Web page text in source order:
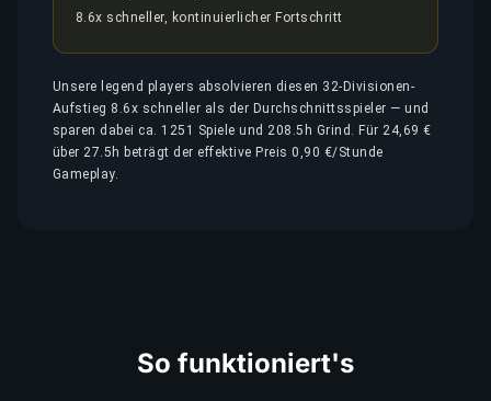
8.6x schneller, kontinuierlicher Fortschritt
Unsere legend players absolvieren diesen 32-Divisionen-
Aufstieg 8.6x schneller als der Durchschnittsspieler — und
sparen dabei ca. 1251 Spiele und 208.5h Grind. Für 24,69 €
über 27.5h beträgt der effektive Preis 0,90 €/Stunde
Gameplay.
So funktioniert's